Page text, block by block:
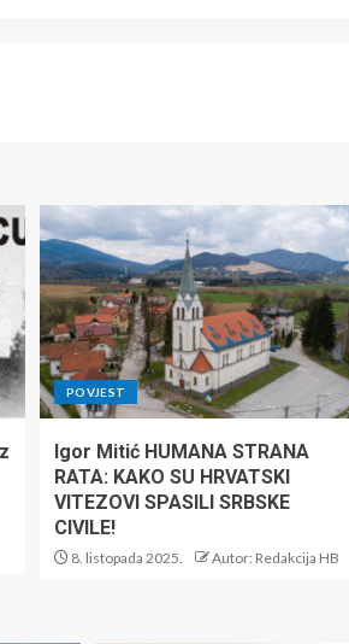
POVJEST
Igor Mitić HUMANA STRANA
RATA: KAKO SU HRVATSKI
VITEZOVI SPASILI SRBSKE
CIVILE!
8. listopada 2025. Autor: Redakcija HB